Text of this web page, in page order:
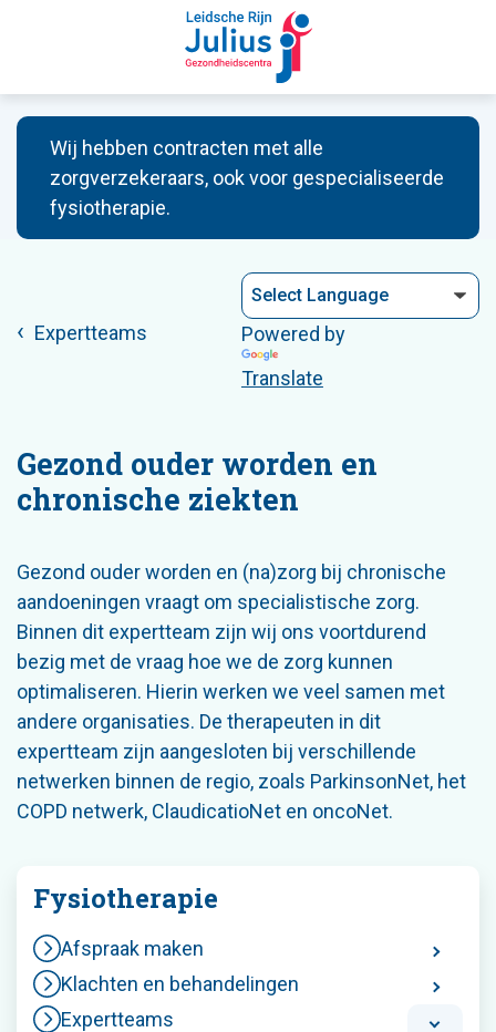
Wij hebben contracten met alle
zorgverzekeraars, ook voor gespecialiseerde
fysiotherapie.
Expertteams
Powered by
Translate
Gezond ouder worden en
chronische ziekten
Gezond ouder worden en (na)zorg bij chronische
aandoeningen vraagt om specialistische zorg.
Binnen dit expertteam zijn wij ons voortdurend
bezig met de vraag hoe we de zorg kunnen
optimaliseren. Hierin werken we veel samen met
andere organisaties. De therapeuten in dit
expertteam zijn aangesloten bij verschillende
netwerken binnen de regio, zoals ParkinsonNet, het
COPD netwerk, ClaudicatioNet en oncoNet.
Fysiotherapie
Afspraak maken
Klachten en behandelingen
Expertteams